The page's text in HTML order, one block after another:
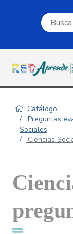
Campo
Catálogo
Preguntas
Sociales
Ciencias